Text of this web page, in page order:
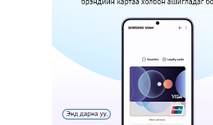
МАРГААШ: Улаанбаатарт 31
1 өдрийн өмнө
Шатахуун дамлан борлуулсан
илрүүлэн шалгаж байна
1 өдрийн өмнө 3